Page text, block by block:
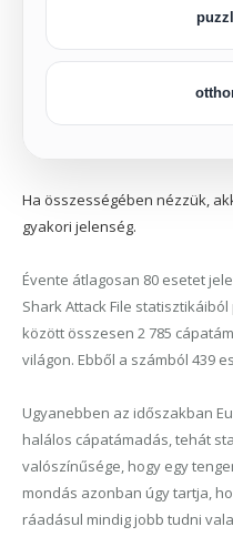
Ha összességében nézzük,
gyakori jelenség.
Évente átlagosan 80 esetet
Shark Attack File statisztikáiból
között összesen 2 785
világon. Ebből a számból 439
Ugyanebben az időszakban
halálos cápatámadás, tehát
valószínűsége, hogy egy
mondás azonban úgy tartja,
ráadásul mindig jobb tudni